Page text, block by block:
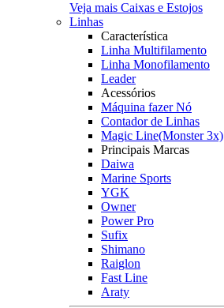
Veja mais Caixas e Estojos
Linhas
Característica
Linha Multifilamento
Linha Monofilamento
Leader
Acessórios
Máquina fazer Nó
Contador de Linhas
Magic Line(Monster 3x)
Principais Marcas
Daiwa
Marine Sports
YGK
Owner
Power Pro
Sufix
Shimano
Raiglon
Fast Line
Araty